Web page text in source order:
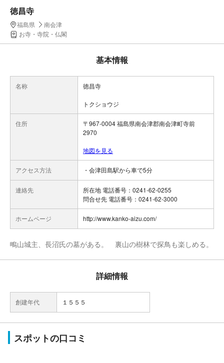
徳昌寺
福島県
南会津
お寺・寺院・仏閣
基本情報
名称 徳昌寺
トクショウジ
住所
〒967-0004 福島県南会津郡南会津町寺前
2970
地図を見る
アクセス方法 ・会津田島駅から車で5分
連絡先
所在地 電話番号：0241-62-0255
問合せ先 電話番号：0241-62-3000
ホームページ http://www.kanko-aizu.com/
鴫山城主、長沼氏の墓がある。 裏山の樹林で探鳥も楽しめる。
詳細情報
創建年代 １５５５
スポットの口コミ